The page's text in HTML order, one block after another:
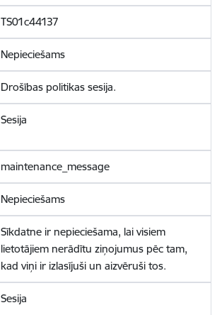
TS01c44137
Nepieciešams
Drošības politikas sesija.
Sesija
maintenance_message
Nepieciešams
Sīkdatne ir nepieciešama, lai visiem
lietotājiem nerādītu ziņojumus pēc tam,
kad viņi ir izlasījuši un aizvēruši tos.
Sesija